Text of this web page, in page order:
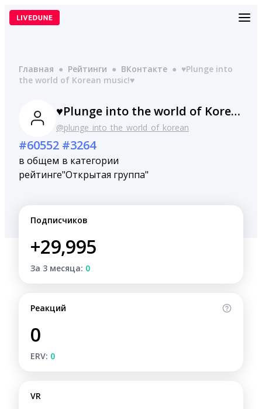
Перейти
Главная ● Рейтинги ● ВКонтакте ● ♥Plunge into
the world of Korean music!♥
♥Plunge into the world of Korean music!♥
@plunge_into_the_world_of_korean
#60552
в общем
рейтинге
#3264
в категории
"Открытая группа"
Подписчиков
+29,995
За 3 месяца: 0
Реакций
0
ERV: 0
VR